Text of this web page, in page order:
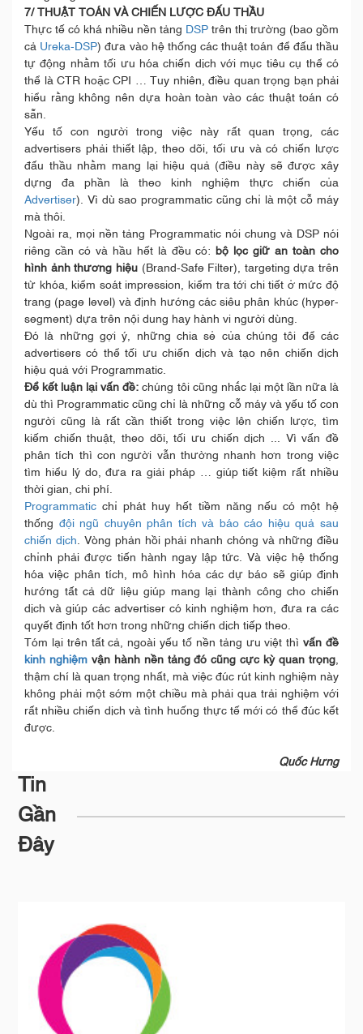
7/ THUẬT TOÁN VÀ CHIẾN LƯỢC ĐẤU THẦU
Thực tế có khá nhiều nền tảng DSP trên thị trường (bao gồm
cả Ureka-DSP) đưa vào hệ thống các thuật toán để đấu thầu
tự động nhằm tối ưu hóa chiến dịch với mục tiêu cụ thể có
thể là CTR hoặc CPI … Tuy nhiên, điều quan trọng bạn phải
hiểu rằng không nên dựa hoàn toàn vào các thuật toán có
sẵn.
Yếu tố con người trong việc này rất quan trọng, các
advertisers phải thiết lập, theo dõi, tối ưu và có chiến lược
đấu thầu nhằm mang lại hiệu quả (điều này sẽ được xây
dựng đa phần là theo kinh nghiệm thực chiến của
Advertiser). Vì dù sao programmatic cũng chỉ là một cỗ máy
mà thôi.
Ngoài ra, mọi nền tảng Programmatic nói chung và DSP nói
riêng cần có và hầu hết là đều có:
bộ lọc giữ an toàn cho
hình ảnh thương hiệu (Brand-Safe Filter), targeting dựa trên
từ khóa, kiểm soát impression, kiểm tra tới chi tiết ở mức độ
trang (page level) và định hướng các siêu phân khúc (hyper-
segment) dựa trên nội dung hay hành vi người dùng.
Đó là những gợi ý, những chia sẻ của chúng tôi để các
advertisers có thể tối ưu chiến dịch và tạo nên chiến dịch
hiệu quả với Programmatic.
Để kết luận lại vấn đề: chúng tôi cũng nhắc lại một lần nữa là
dù thì Programmatic cũng chỉ là những cỗ máy và yếu tố con
người cũng là rất cần thiết trong việc lên chiến lược, tìm
kiếm chiến thuật, theo dõi, tối ưu chiến dịch ... Vì vấn đề
phân tích thì con người vẫn thường nhanh hơn trong việc
tìm hiểu lý do, đưa ra giải pháp … giúp tiết kiệm rất nhiều
thời gian, chi phí.
Programmatic chỉ phát huy hết tiềm năng nếu có một hệ
thống đội ngũ chuyên phân tích và báo cáo hiệu quả sau
chiến dịch. Vòng phản hồi phải nhanh chóng và những điều
chỉnh phải được tiến hành ngay lập tức. Và việc hệ thống
hóa việc phân tích, mô hình hóa các dự báo sẽ giúp định
hướng tất cả dữ liệu giúp mang lại thành công cho chiến
dịch và giúp các advertiser có kinh nghiệm hơn, đưa ra các
quyết định tốt hơn trong những chiến dịch tiếp theo.
Tóm lại trên tất cả, ngoài yếu tố nền tảng ưu việt thìvấn đề
kinh nghiệmvận hành nền tảng đó cũng cực kỳ quan trọng,
thậm chí là quan trọng nhất, mà việc đúc rút kinh nghiệm này
không phải một sớm một chiều mà phải qua trải nghiệm với
rất nhiều chiến dịch và tình huống thực tế mới có thể đúc kết
được.
Quốc Hưng
Tin
Gần
Đây